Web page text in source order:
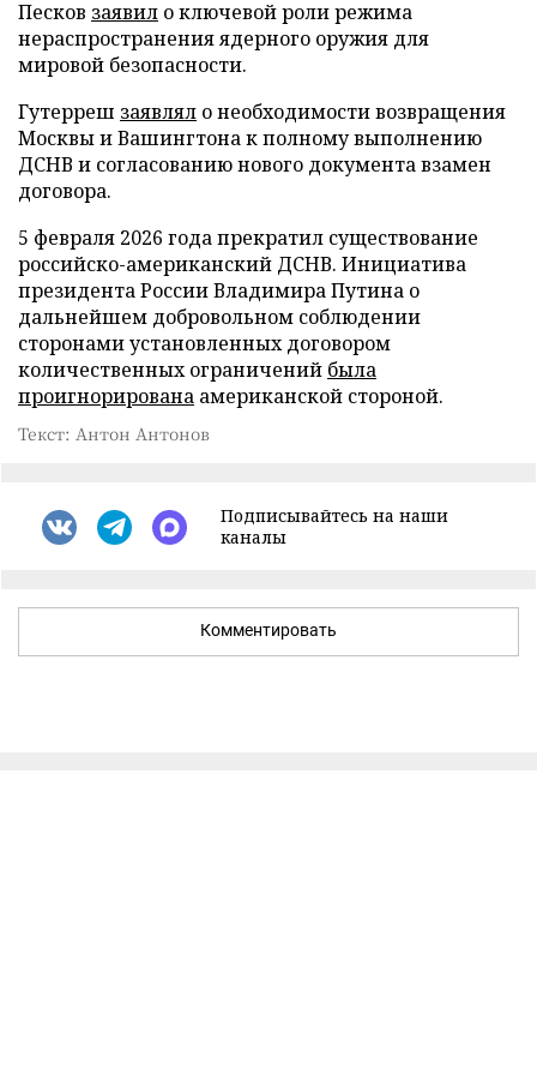
Песков заявил о ключевой роли режима
нераспространения ядерного оружия для
мировой безопасности.
Гутерреш заявлял о необходимости возвращения
Москвы и Вашингтона к полному выполнению
ДСНВ и согласованию нового документа взамен
договора.
5 февраля 2026 года прекратил существование
российско-американский ДСНВ. Инициатива
президента России Владимира Путина о
дальнейшем добровольном соблюдении
сторонами установленных договором
количественных ограничений была
проигнорирована американской стороной.
Текст: Антон Антонов
Подписывайтесь на наши
каналы
Комментировать